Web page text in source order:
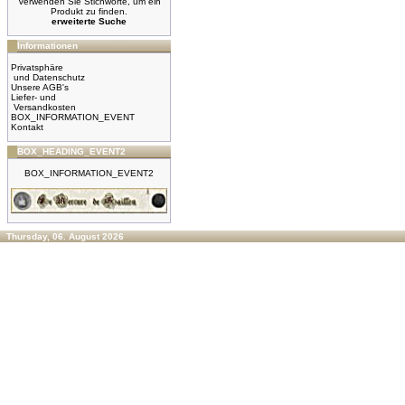
Produkt zu finden.
erweiterte Suche
Informationen
Privatsphäre
und Datenschutz
Unsere AGB's
Liefer- und
Versandkosten
BOX_INFORMATION_EVENT
Kontakt
BOX_HEADING_EVENT2
BOX_INFORMATION_EVENT2
Thursday, 06. August 2026